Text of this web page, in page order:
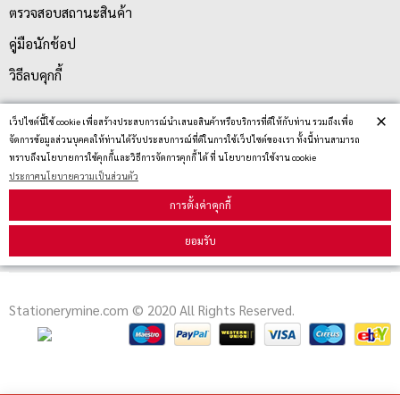
เว็ปไซต์นี้ใช้ cookie เพื่อสร้างประสบการณ์นำเสนอสินค้าหรือบริการที่ดีให้กับท่าน รวมถึงเพื่อ
จัดการข้อมูลส่วนบุคคลให้ท่านได้รับประสบการณ์ที่ดีในการใช้เว็ปไซต์ของเรา ทั้งนี้ท่านสามารถ
ทราบถึงนโยบายการใช้คุกกี้และวิธีการจัดการคุกกี้ ได้ ที่ นโยบายการใช้งาน cookie
ประกาศนโยบายความเป็นส่วนตัว
การตั้งค่าคุกกี้
ยอมรับ
×
ตรวจสอบสถานะสินค้า
คู่มือนักช้อป
วิธีลบคุกกี้
สมัครรับข่าวสาร
รับข่าวสาร
Stationerymine.com © 2020 All Rights Reserved.